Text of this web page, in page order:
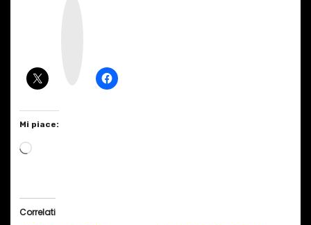
Mi piace:
C
Correlati